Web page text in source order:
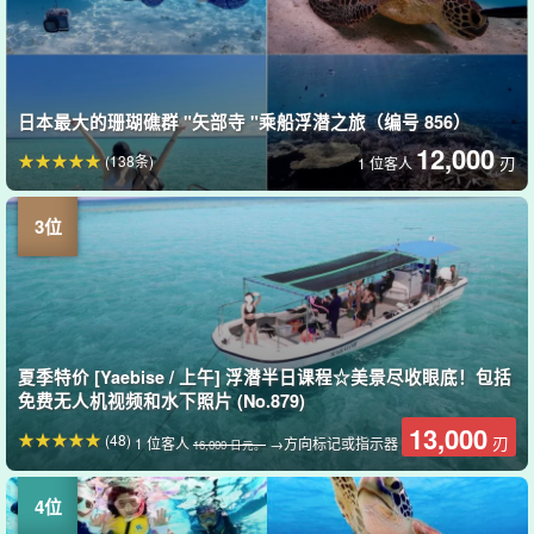
日本最大的珊瑚礁群 "矢部寺 "乘船浮潜之旅（编号 856）
1 位客人12,000 刃
(138条)
夏季特价 [Yaebise / 上午] 浮潜半日课程☆美景尽收眼底！包括
免费无人机视频和水下照片 (No.879)
1 位客人 16,000 日元。→方向标记或指示器 13,000 刃
(48)